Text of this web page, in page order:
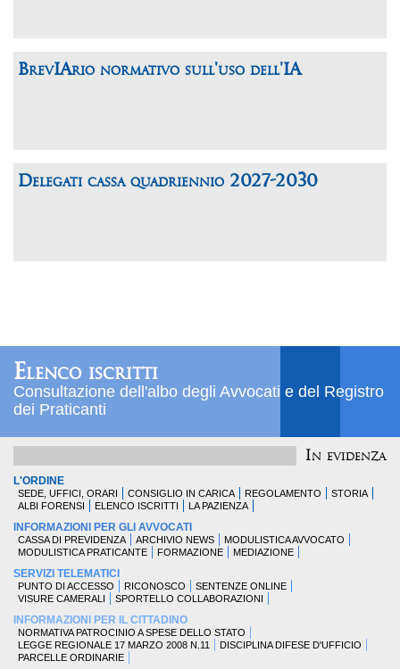
BrevIArio normativo sull'uso dell'IA
Delegati cassa quadriennio 2027-2030
Elenco iscritti
Consultazione dell'albo degli Avvocati e del Registro
dei Praticanti
In evidenza
L'ORDINE
SEDE, UFFICI, ORARI CONSIGLIO IN CARICA REGOLAMENTO
STORIA
ALBI FORENSI
ELENCO ISCRITTI LA PAZIENZA
INFORMAZIONI PER GLI AVVOCATI
CASSA DI PREVIDENZA ARCHIVIO NEWS
MODULISTICA AVVOCATO
MODULISTICA PRATICANTE
FORMAZIONE MEDIAZIONE
SERVIZI TELEMATICI
PUNTO DI ACCESSO RICONOSCO
SENTENZE ONLINE
VISURE CAMERALI
SPORTELLO COLLABORAZIONI
INFORMAZIONI PER IL CITTADINO
NORMATIVA PATROCINIO A SPESE DELLO STATO
LEGGE REGIONALE 17 MARZO 2008 N.11
DISCIPLINA DIFESE D'UFFICIO
PARCELLE ORDINARIE